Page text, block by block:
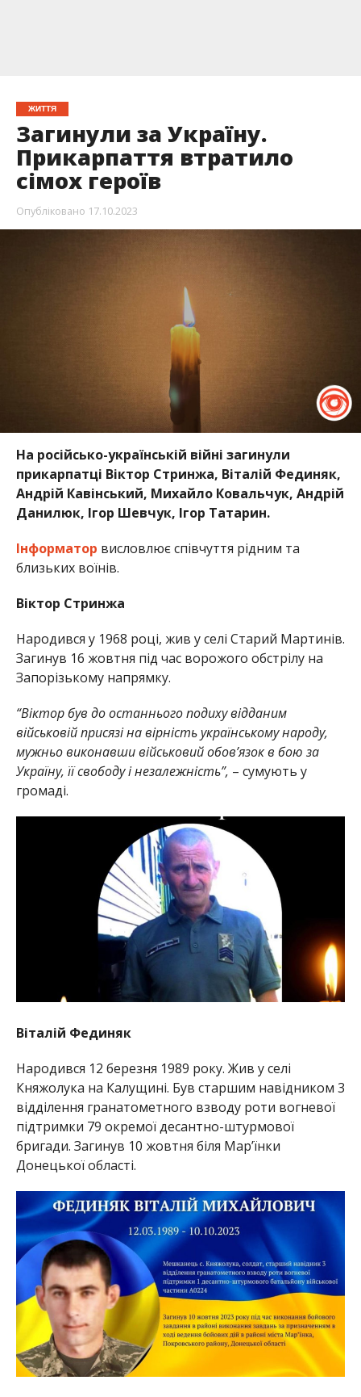
ЖИТТЯ
Загинули за Україну.
Прикарпаття втратило
сімох героїв
Опубліковано 17.10.2023
На російсько-українській війні загинули
прикарпатці Віктор Стринжа, Віталій Фединяк,
Андрій Кавінський, Михайло Ковальчук, Андрій
Данилюк, Ігор Шевчук, Ігор Татарин.
Інформатор висловлює співчуття рідним та
близьких воїнів.
Віктор Стринжа
Народився у 1968 році, жив у селі Старий Мартинів.
Загинув 16 жовтня під час ворожого обстрілу на
Запорізькому напрямку.
“Віктор був до останнього подиху відданим
військовій присязі на вірність українському народу,
мужньо виконавши військовий обов’язок в бою за
Україну, її свободу і незалежність”, – сумують у
громаді.
Віталій Фединяк
Народився 12 березня 1989 року. Жив у селі
Княжолука на Калущині. Був старшим навідником 3
відділення гранатометного взводу роти вогневої
підтримки 79 окремої десантно-штурмової
бригади. Загинув 10 жовтня біля Мар’їнки
Донецької області.